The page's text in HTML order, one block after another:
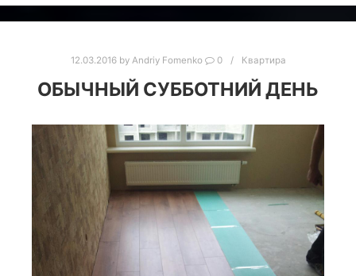
12.03.2016by Andriy Fomenko 0 Квартира
ОБЫЧНЫЙ СУББОТНИЙ ДЕНЬ